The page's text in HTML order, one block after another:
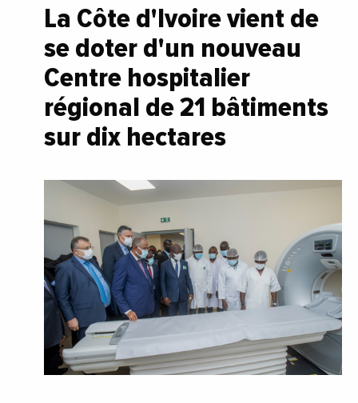
La Côte d'Ivoire vient de
se doter d'un nouveau
Centre hospitalier
régional de 21 bâtiments
sur dix hectares